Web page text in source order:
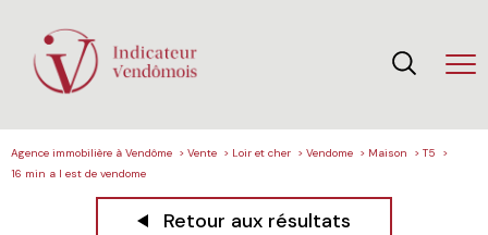
Agence immobilière à Vendôme Vente Loir et cher Vendome Maison
T5
16 min a l est de vendome
Retour aux résultats